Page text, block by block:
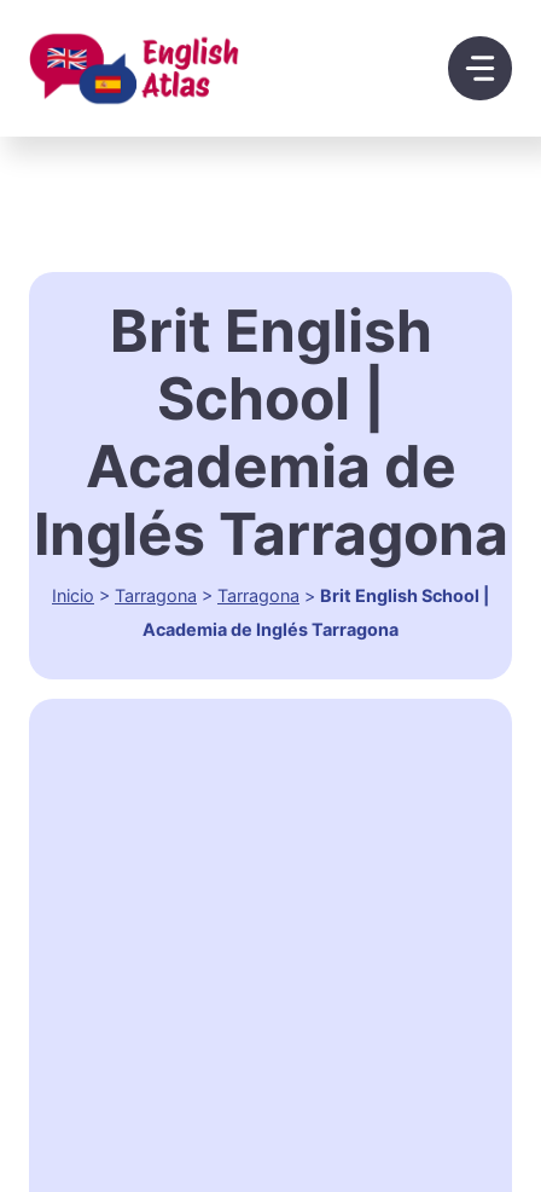
contenido
Brit English
School |
Academia de
Inglés Tarragona
Inicio > Tarragona > Tarragona > Brit English School |
Academia de Inglés Tarragona